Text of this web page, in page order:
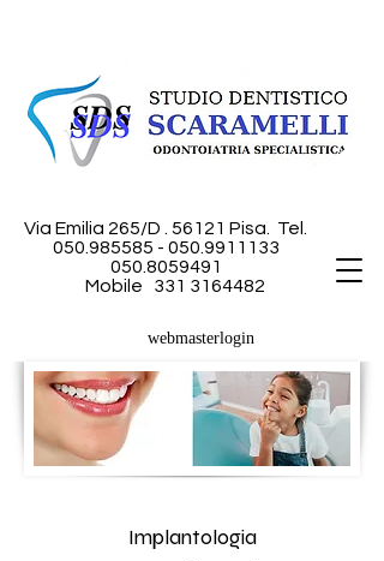
Via Emilia 265/D . 56121 Pisa.
Tel.
050.985585 - 050 .9911133
050.8059491
Mobile 331 3164482
webmasterlogin
Implantologia